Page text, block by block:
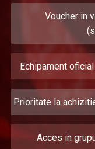
Voucher in
Echipament
Prioritate la
Acces in